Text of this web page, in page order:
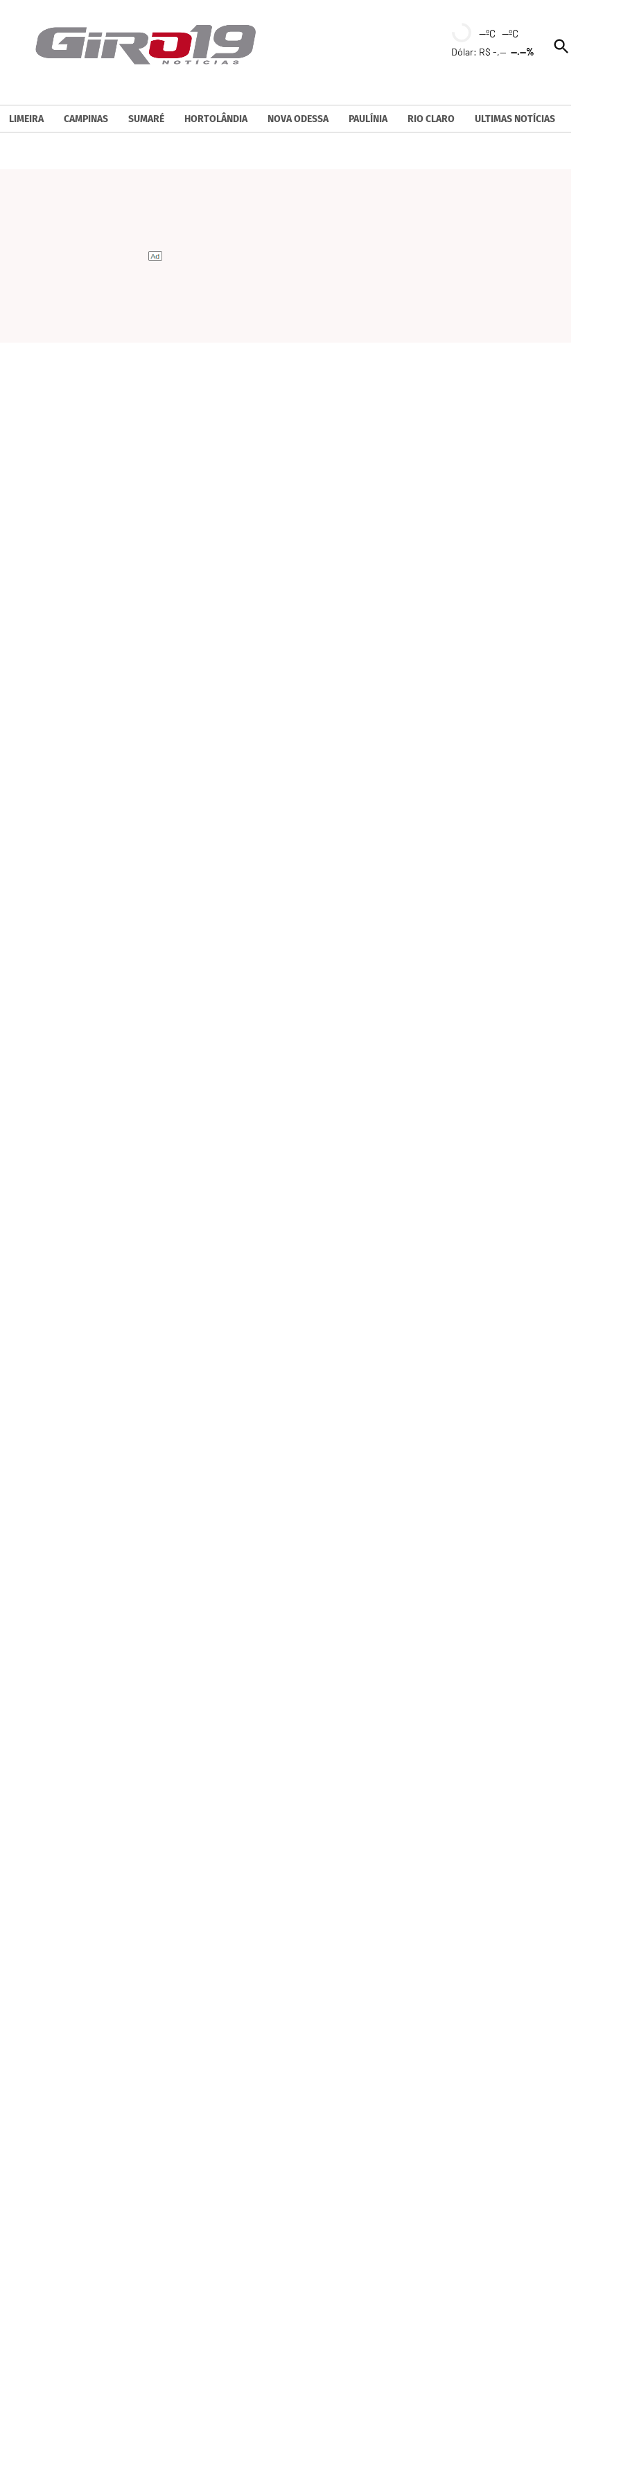
--ºC --ºC
Dólar: R$ -,----.--%
Open
Search
LIMEIRA CAMPINAS SUMARÉ HORTOLÂNDIA NOVA ODESSA PAULÍNIA RIO CLARO ULTIMAS NOTÍCIAS